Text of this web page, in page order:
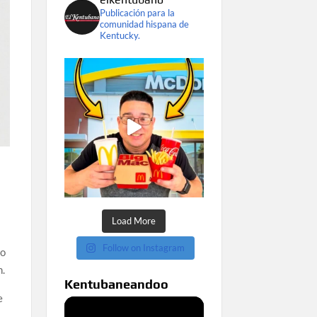
Publicación para la
comunidad hispana de
Kentucky.
Load More
Follow on Instagram
Kentubaneandoo